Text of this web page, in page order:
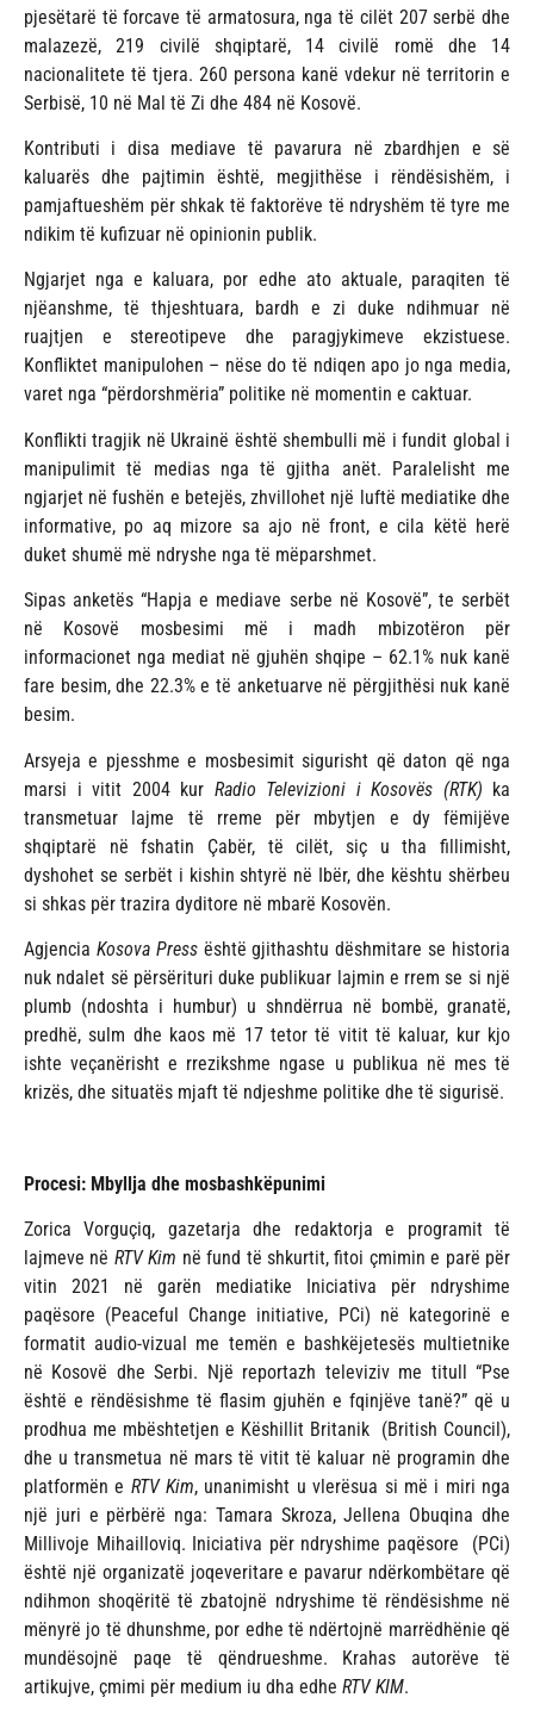
pjesëtarë të forcave të armatosura, nga të cilët 207 serbë dhe
malazezë, 219 civilë shqiptarë, 14 civilë romë dhe 14
nacionalitete të tjera. 260 persona kanë vdekur në territorin e
Serbisë, 10 në Mal të Zi dhe 484 në Kosovë.
Kontributi i disa mediave të pavarura në zbardhjen e së
kaluarës dhe pajtimin është, megjithëse i rëndësishëm, i
pamjaftueshëm për shkak të faktorëve të ndryshëm të tyre me
ndikim të kufizuar në opinionin publik.
Ngjarjet nga e kaluara, por edhe ato aktuale, paraqiten të
njëanshme, të thjeshtuara, bardh e zi duke ndihmuar në
ruajtjen e stereotipeve dhe paragjykimeve ekzistuese.
Konfliktet manipulohen – nëse do të ndiqen apo jo nga media,
varet nga “përdorshmëria” politike në momentin e caktuar.
Konflikti tragjik në Ukrainë është shembulli më i fundit global i
manipulimit të medias nga të gjitha anët. Paralelisht me
ngjarjet në fushën e betejës, zhvillohet një luftë mediatike dhe
informative, po aq mizore sa ajo në front, e cila këtë herë
duket shumë më ndryshe nga të mëparshmet.
Sipas anketës “Hapja e mediave serbe në Kosovë”, te serbët
në Kosovë mosbesimi më i madh mbizotëron për
informacionet nga mediat në gjuhën shqipe – 62.1% nuk kanë
fare besim, dhe 22.3% e të anketuarve në përgjithësi nuk kanë
besim.
Arsyeja e pjesshme e mosbesimit sigurisht që daton që nga
marsi i vitit 2004 kur Radio Televizioni i Kosovës (RTK) ka
transmetuar lajme të rreme për mbytjen e dy fëmijëve
shqiptarë në fshatin Çabër, të cilët, siç u tha fillimisht,
dyshohet se serbët i kishin shtyrë në Ibër, dhe kështu shërbeu
si shkas për trazira dyditore në mbarë Kosovën.
Agjencia Kosova Pressështë gjithashtu dëshmitare se historia
nuk ndalet së përsërituri duke publikuar lajmin e rrem se si një
plumb (ndoshta i humbur) u shndërrua në bombë, granatë,
predhë, sulm dhe kaos më 17 tetor të vitit të kaluar, kur kjo
ishte veçanërisht e rrezikshme ngase u publikua në mes të
krizës, dhe situatës mjaft të ndjeshme politike dhe të sigurisë.
Procesi: Mbyllja dhe mosbashkëpunimi
Zorica Vorguçiq, gazetarja dhe redaktorja e programit të
lajmeve në RTV Kim në fund të shkurtit, fitoi çmimin e parë për
vitin 2021 në garën mediatike Iniciativa për ndryshime
paqësore (Peaceful Change initiative, PCi) në kategorinë e
formatit audio-vizual me temën e bashkëjetesës multietnike
në Kosovë dhe Serbi. Një reportazh televiziv me titull “Pse
është e rëndësishme të flasim gjuhën e fqinjëve tanë?” që u
prodhua me mbështetjen e Këshillit Britanik (British Council),
dhe u transmetua në mars të vitit të kaluar në programin dhe
platformën e RTV Kim, unanimisht u vlerësua si më i miri nga
një juri e përbërë nga: Tamara Skroza, Jellena Obuqina dhe
Millivoje Mihailloviq. Iniciativa për ndryshime paqësore (PCi)
është një organizatë joqeveritare e pavarur ndërkombëtare që
ndihmon shoqëritë të zbatojnë ndryshime të rëndësishme në
mënyrë jo të dhunshme, por edhe të ndërtojnë marrëdhënie që
mundësojnë paqe të qëndrueshme. Krahas autorëve të
artikujve, çmimi për medium iu dha edhe RTV KIM.